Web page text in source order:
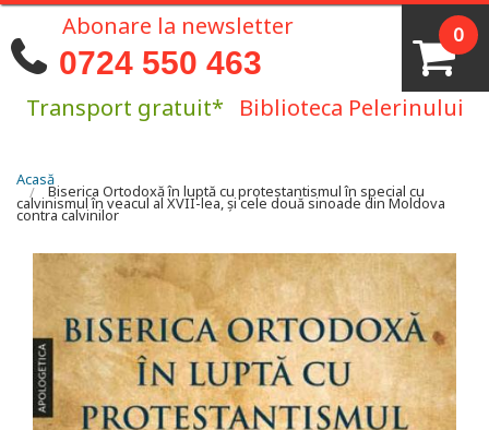
0
Abonare la newsletter
0724 550 463
Transport gratuit* Biblioteca Pelerinului
Eşti aici
Acasă
Biserica Ortodoxă în luptă cu protestantismul în special cu
calvinismul în veacul al XVII-lea, şi cele două sinoade din Moldova
contra calvinilor